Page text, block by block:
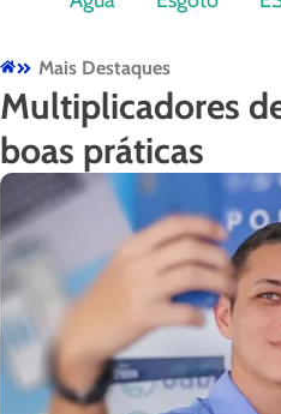
Mais Destaques
Multiplicadores
boas práticas